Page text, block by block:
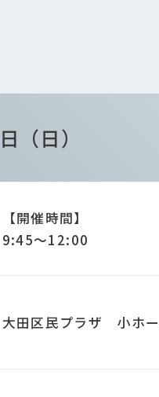
（日）
【開催時間】
9:45〜12:00
大田区民プラザ 小ホ